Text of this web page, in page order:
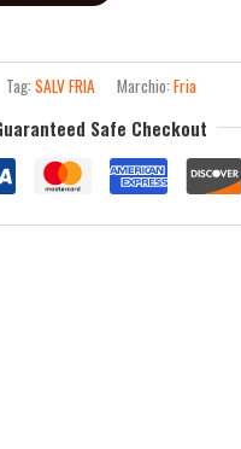
Tag:SALV FRIA Marchio:Fria
Safe Checkout